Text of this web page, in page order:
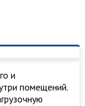
и
помещений.